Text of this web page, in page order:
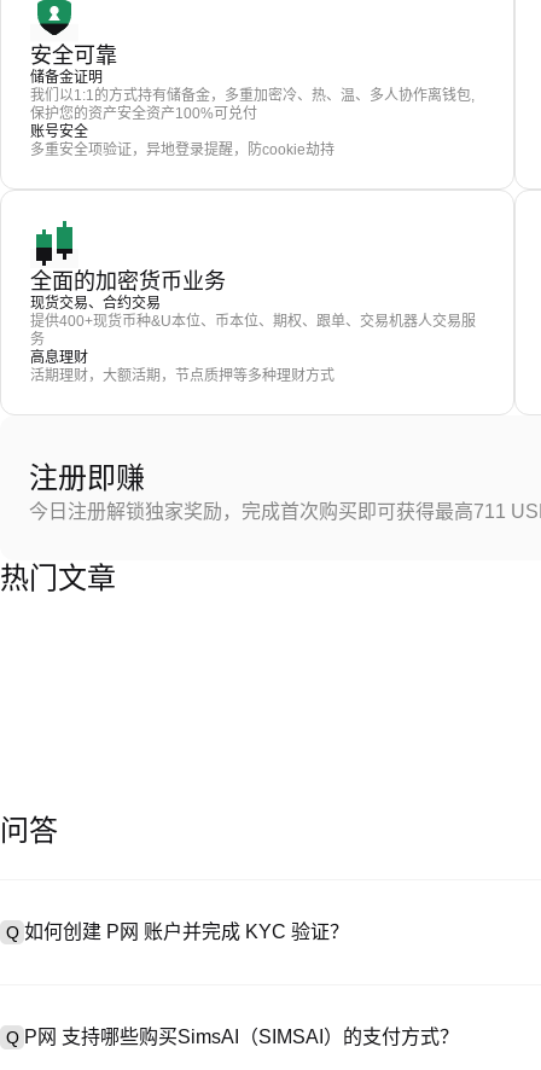
安全可靠
储备金证明
我们以1:1的方式持有储备金，多重加密冷、热、温、多人协作离钱包,
保护您的资产安全资产100%可兑付
账号安全
多重安全项验证，异地登录提醒，防cookie劫持
全面的加密货币业务
现货交易、合约交易
提供400+现货币种&U本位、币本位、期权、跟单、交易机器人交易服
务
高息理财
活期理财，大额活期，节点质押等多种理财方式
注册即赚
今日注册解锁独家奖励，完成首次购买即可获得最高711
热门文章
问答
Q 如何创建 P网 账户并完成 KYC 验证？
Q P网 支持哪些购买SimsAI（SIMSAI）的支付方式？